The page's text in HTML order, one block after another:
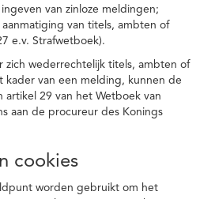
van zinloze meldingen;
van titels, ambten of
e.v. Strafwetboek).
zich wederrechtelijk titels, ambten of
kader van een melding, kunnen de
artikel 29 van het Wetboek van
aan de procureur des Konings
cookies
worden gebruikt om het